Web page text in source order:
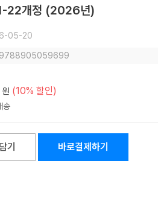
1-22개정 (2026년)
05-20
9788905059699
원 (10% 할인)
기 바로결제하기